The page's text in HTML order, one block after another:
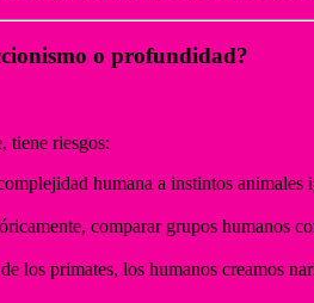
o profundidad?
tiene riesgos:
humana a instintos
comparar grupos humanos
los primates, los humanos creamos